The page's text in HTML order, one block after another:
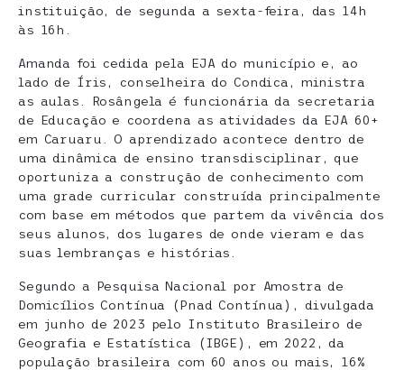
instituição, de segunda a sexta-feira, das 14h
às 16h.
Amanda foi cedida pela EJA do município e, ao
lado de Íris, conselheira do Condica, ministra
as aulas. Rosângela é funcionária da secretaria
de Educação e coordena as atividades da EJA 60+
em Caruaru. O aprendizado acontece dentro de
uma dinâmica de ensino transdisciplinar, que
oportuniza a construção de conhecimento com
uma grade curricular construída principalmente
com base em métodos que partem da vivência dos
seus alunos, dos lugares de onde vieram e das
suas lembranças e histórias.
Segundo a Pesquisa Nacional por Amostra de
Domicílios Contínua (Pnad Contínua), divulgada
em junho de 2023 pelo Instituto Brasileiro de
Geografia e Estatística (IBGE), em 2022, da
população brasileira com 60 anos ou mais, 16%